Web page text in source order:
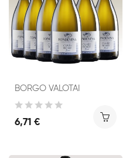
BORGO VALOTAI
6,71 €